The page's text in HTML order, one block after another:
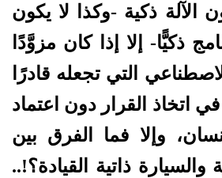
الآلة ذكية -وكذا لا يكون
ذكيًّا- إلا إذا كان مزوَّدًا
التي تجعله قادرًا
في اتخاذ القرار دون اعتماد
وإلا فما الفرق بين
والسيارة ذاتية القيادة؟!..